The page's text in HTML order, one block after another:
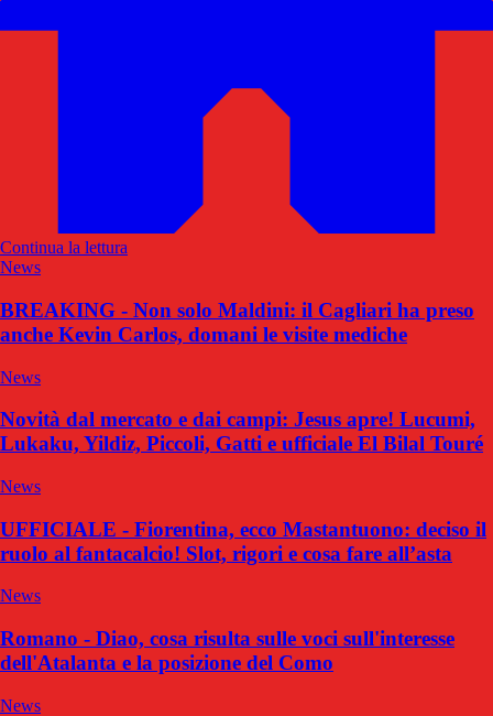
Continua la lettura
News
BREAKING - Non solo Maldini: il Cagliari ha preso
anche Kevin Carlos, domani le visite mediche
News
Novità dal mercato e dai campi: Jesus apre! Lucumi,
Lukaku, Yildiz, Piccoli, Gatti e ufficiale El Bilal Touré
News
UFFICIALE - Fiorentina, ecco Mastantuono: deciso il
ruolo al fantacalcio! Slot, rigori e cosa fare all’asta
News
Romano - Diao, cosa risulta sulle voci sull'interesse
dell'Atalanta e la posizione del Como
News